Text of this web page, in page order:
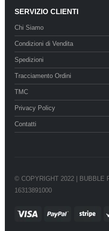
SERVIZIO CLIENTI
Chi Siamo
Condizioni di Vendita
Spedizioni
Tracciamento Ordini
TMC
Privacy Policy
Contatti
© COPYRIGHT 2022 | BUBBLE
16313891000